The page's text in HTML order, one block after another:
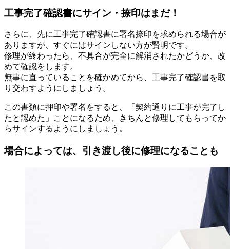
工事完了確認書にサイン・捺印はまだ！
さらに、先に工事完了確認書に署名捺印を求められる場合が
ありますが、すぐにはサインしない方が賢明です。
修理が終わったら、不具合が完全に解消されたかどうか、改
めて確認をします。
無事に直っていることを確かめてから、工事完了確認書を取
り交わすようにしましょう。
この書類に押印や署名をすると、「契約通りに工事が完了し
たと認めた」ことになるため、きちんと修理してもらってか
らサインするようにしましょう。
場合によっては、引き渡し後に修理になることも